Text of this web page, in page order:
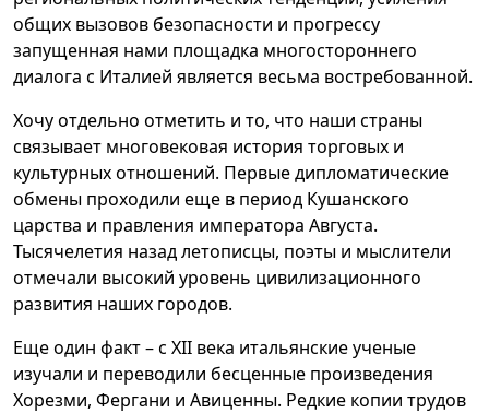
общих вызовов безопасности и прогрессу
запущенная нами площадка многостороннего
диалога с Италией является весьма востребованной.
Хочу отдельно отметить и то, что наши страны
связывает многовековая история торговых и
культурных отношений. Первые дипломатические
обмены проходили еще в период Кушанского
царства и правления императора Августа.
Тысячелетия назад летописцы, поэты и мыслители
отмечали высокий уровень цивилизационного
развития наших городов.
Еще один факт – с XII века итальянские ученые
изучали и переводили бесценные произведения
Хорезми, Фергани и Авиценны. Редкие копии трудов